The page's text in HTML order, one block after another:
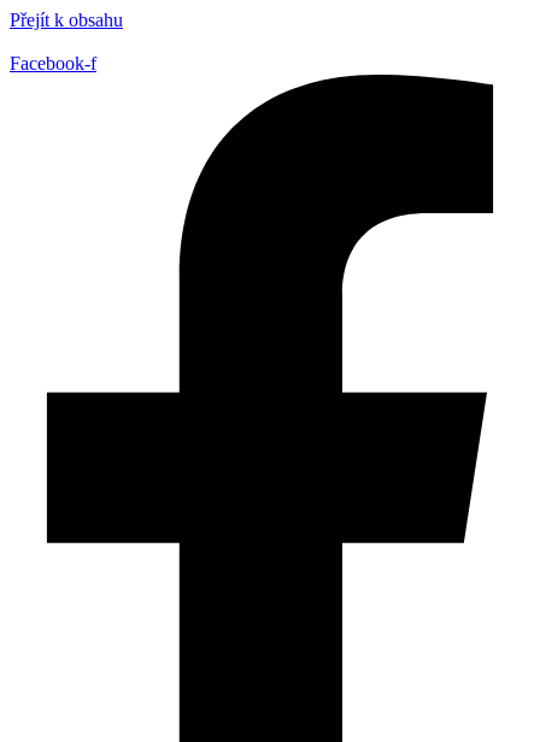
Přejít k obsahu
Facebook-f